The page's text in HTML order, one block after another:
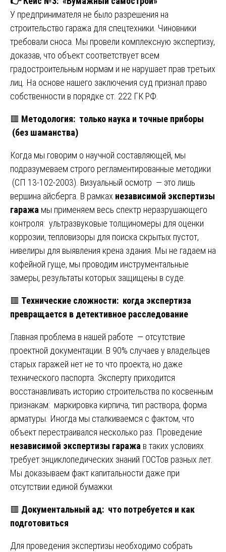
У предпринимателя не было разрешения на
строительство гаража для спецтехники. Чиновники
требовали сноса. Мы провели комплексную экспертизу,
доказав, что объект соответствует всем
градостроительным нормам и не нарушает прав третьих
лиц. На основе нашего заключения суд признал право
собственности в порядке ст. 222 ГК РФ.
🟥 Методология: только наука и точные приборы
(без шаманства)
Когда мы говорим о научной составляющей, мы
подразумеваем строго регламентированные методики
(СП 13-102-2003). Визуальный осмотр — это лишь
вершина айсберга. В рамках независимой экспертизы
гаража мы применяем весь спектр неразрушающего
контроля: ультразвуковые толщиномеры для оценки
коррозии, тепловизоры для поиска скрытых пустот,
нивелиры для выявления крена здания. Мы не гадаем на
кофейной гуще, мы проводим инструментальные
замеры, результаты которых защищены в суде.
🟥 Технические сложности: когда экспертиза
превращается в детективное расследование
Главная проблема в нашей работе — отсутствие
проектной документации. В 90% случаев у владельцев
старых гаражей нет не то что проекта, но даже
технического паспорта. Эксперту приходится
восстанавливать историю строительства по косвенным
признакам: маркировка кирпича, тип раствора, форма
арматуры. Иногда мы сталкиваемся с фактом, что
объект перестраивался несколько раз. Проведение
независимой экспертизы гаража в таких условиях
требует энциклопедических знаний ГОСТов разных лет.
Мы доказываем факт капитальности даже при
отсутствии единой бумажки.
🟥 Документальный ад: что потребуется и как
подготовиться
Для проведения экспертизы необходимо собрать